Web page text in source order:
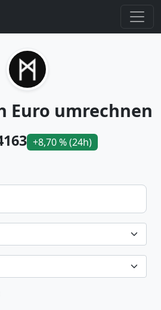
Euro umrechnen
+8,70 % (24h)